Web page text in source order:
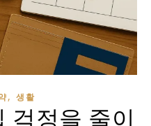
, 생활
걱정을 줄이